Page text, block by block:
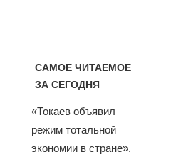
САМОЕ ЧИТАЕМОЕ
ЗА СЕГОДНЯ
«Токаев объявил
режим тотальной
экономии в стране».